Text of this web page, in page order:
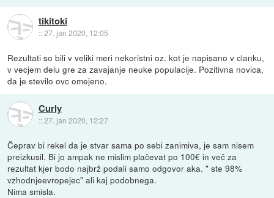
tikitoki
::27. jan 2020, 12:05
Rezultati so bili v veliki meri nekoristni oz. kot je napisano v clanku,
v vecjem delu gre za zavajanje neuke populacije. Pozitivna novica,
da je stevilo ovc omejeno.
Curly
::27. jan 2020, 12:27
Čeprav bi rekel da je stvar sama po sebi zanimiva, je sam nisem
preizkusil. Bi jo ampak ne mislim plačevat po 100€ in več za
rezultat kjer bodo najbrž podali samo odgovor aka. " ste 98%
vzhodnjeevropejec" ali kaj podobnega.
Nima smisla.